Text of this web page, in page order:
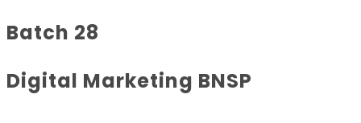
Batch 28
Digital Marketing BNSP